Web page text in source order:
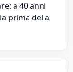
a 40 anni
prima della